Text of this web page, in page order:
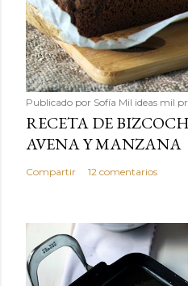
Publicado por Sofía Mil ideas mil
RECETA DE
AVENA Y MANZANA
Compartir 12 comentarios